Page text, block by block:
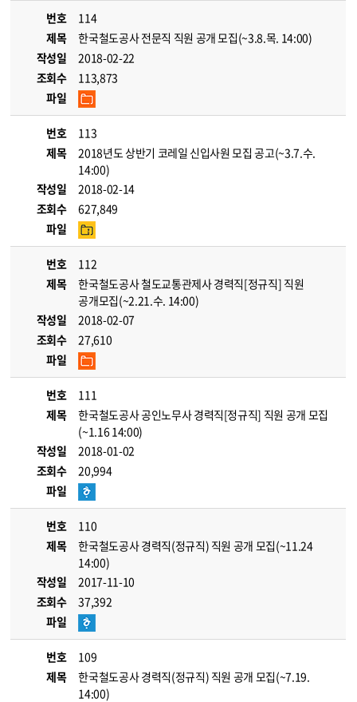
번호
114
제목
한국철도공사 전문직 직원 공개 모집(~3.8.목. 14:00)
작성일
2018-02-22
조회수
113,873
파일
번호
113
제목
2018년도 상반기 코레일 신입사원 모집 공고(~3.7.수.
14:00)
작성일
2018-02-14
조회수
627,849
파일
번호
112
제목
한국철도공사 철도교통관제사 경력직[정규직] 직원
공개모집(~2.21.수. 14:00)
작성일
2018-02-07
조회수
27,610
파일
번호
111
제목
한국철도공사 공인노무사 경력직[정규직] 직원 공개 모집
(~1.16 14:00)
작성일
2018-01-02
조회수
20,994
파일
번호
110
제목
한국철도공사 경력직(정규직) 직원 공개 모집(~11.24
14:00)
작성일
2017-11-10
조회수
37,392
파일
번호
109
제목
한국철도공사 경력직(정규직) 직원 공개 모집(~7.19.
14:00)